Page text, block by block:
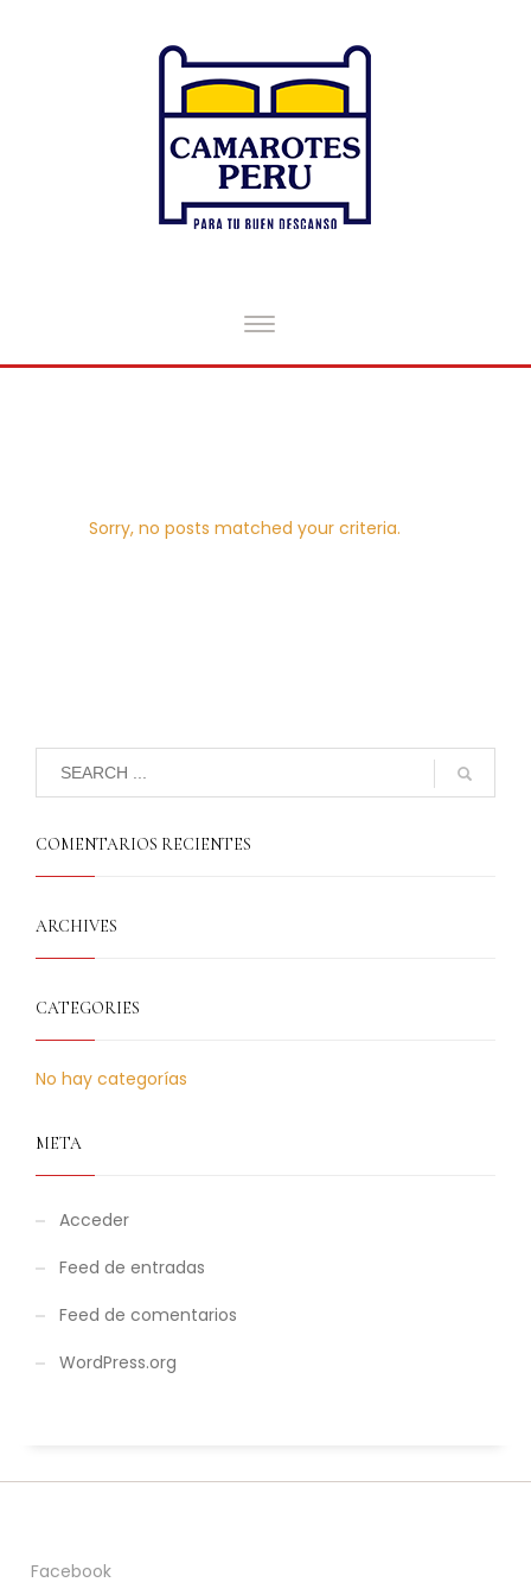
Sorry, no posts matched your criteria.
COMENTARIOS RECIENTES
ARCHIVES
CATEGORIES
No hay categorías
META
Acceder
Feed de entradas
Feed de comentarios
WordPress.org
Facebook